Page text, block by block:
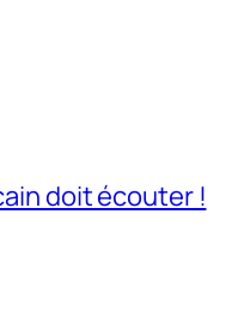
doit écouter !